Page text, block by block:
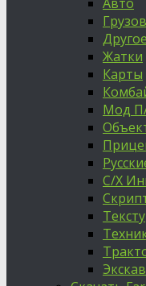
Другое
Жатки
Карты
Мод
С/Х